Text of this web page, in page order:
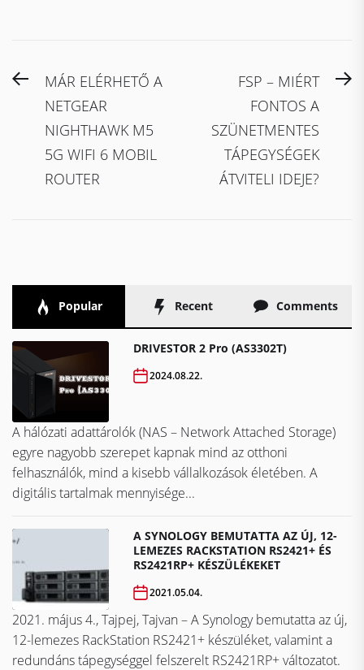
Bejegyzés
navigáció
PreviousMÁR ELÉRHETŐ A
NETGEAR
NIGHTHAWK M5
5G WIFI 6 MOBIL
ROUTER
FSP – MIÉRT
FONTOS A
SZÜNETMENTES
TÁPEGYSÉGEK
ÁTVITELI IDEJE?
Popular Recent Comments
DRIVESTOR 2 Pro (AS3302T)
2024.08.22.
A hálózati adattárolók (NAS – Network Attached Storage)
egyre nagyobb szerepet kapnak mind az otthoni
felhasználók, mind a kisebb vállalkozások életében. A
digitális tartalmak mennyisége...
A SYNOLOGY BEMUTATTA AZ ÚJ, 12-
LEMEZES RACKSTATION RS2421+ ÉS
RS2421RP+ KÉSZÜLÉKEKET
2021.05.04.
2021. május 4., Tajpej, Tajvan – A Synology bemutatta az új,
12-lemezes RackStation RS2421+ készüléket, valamint a
redundáns tápegységgel felszerelt RS2421RP+ változatot.